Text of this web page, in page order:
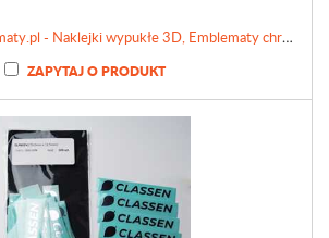
POLINAL® - Emblematy.pl - Naklejki wypukłe 3D, Emblematy chromowane, Tabliczki, Etykiety
ZAPYTAJ O PRODUKT